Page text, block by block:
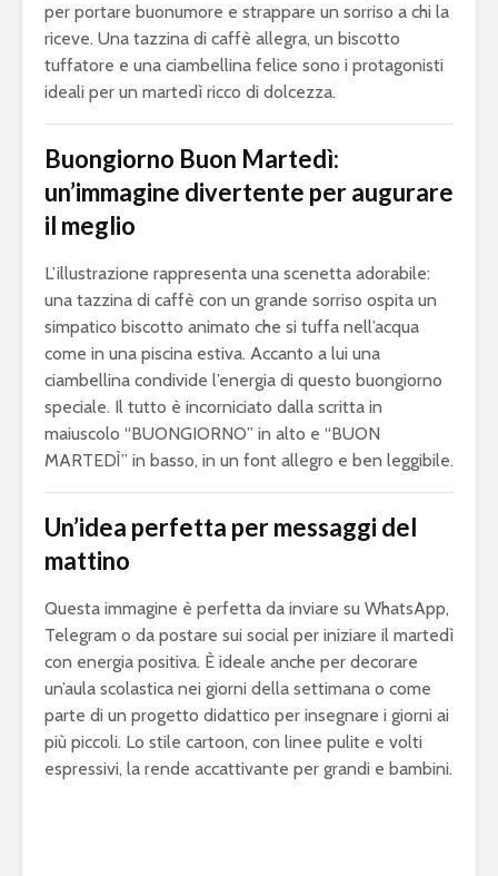
per portare buonumore e strappare un sorriso a chi la
riceve. Una tazzina di caffè allegra, un biscotto
tuffatore e una ciambellina felice sono i protagonisti
ideali per un martedì ricco di dolcezza.
Buongiorno Buon Martedì:
un’immagine divertente per augurare
il meglio
L’illustrazione rappresenta una scenetta adorabile:
una tazzina di caffè con un grande sorriso ospita un
simpatico biscotto animato che si tuffa nell’acqua
come in una piscina estiva. Accanto a lui una
ciambellina condivide l’energia di questo buongiorno
speciale. Il tutto è incorniciato dalla scritta in
maiuscolo “BUONGIORNO” in alto e “BUON
MARTEDÌ” in basso, in un font allegro e ben leggibile.
Un’idea perfetta per messaggi del
mattino
Questa immagine è perfetta da inviare su WhatsApp,
Telegram o da postare sui social per iniziare il martedì
con energia positiva. È ideale anche per decorare
un’aula scolastica nei giorni della settimana o come
parte di un progetto didattico per insegnare i giorni ai
più piccoli. Lo stile cartoon, con linee pulite e volti
espressivi, la rende accattivante per grandi e bambini.